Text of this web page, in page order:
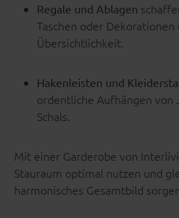
Regale und Ablagen
Taschen oder
Übersichtlichkeit.
Hakenleisten und
ordentliche Aufhängen von
Schals.
Mit einer Garderobe von
Stauraum optimal nutzen und
harmonisches Gesamtbild